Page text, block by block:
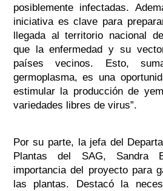
posiblemente infectadas.
iniciativa es clave para
llegada al territorio nacional
que la enfermedad y su
países vecinos. Esto,
germoplasma, es una
estimular la producción de
variedades libres de virus”.
Por su parte, la jefa del
Plantas del SAG, Sandra
importancia del proyecto para
las plantas. Destacó la